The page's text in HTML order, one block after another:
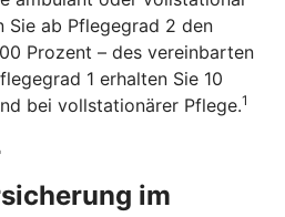
Sie ab Pflegegrad 2 den
Prozent – des vereinbarten
1 erhalten Sie 10
bei vollstationärer Pflege.1
im